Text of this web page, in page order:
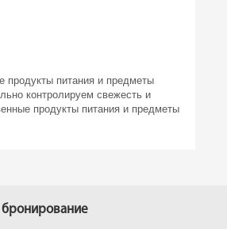
продукты питания и предметы
контролируем свежесть и
продукты питания и предметы